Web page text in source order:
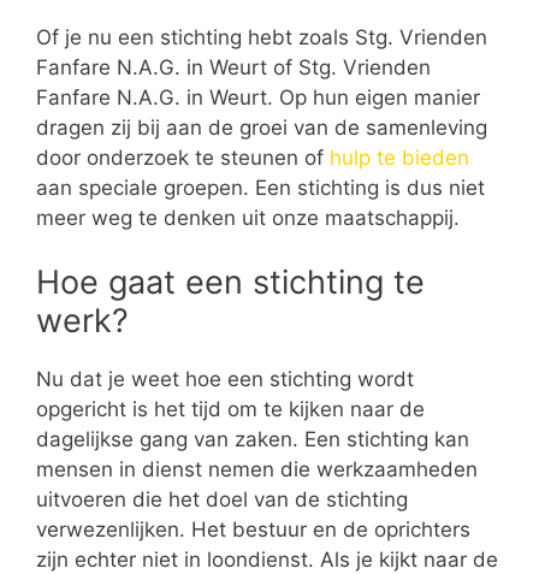
Of je nu een stichting hebt zoals Stg. Vrienden
Fanfare N.A.G. in Weurt of Stg. Vrienden
Fanfare N.A.G. in Weurt. Op hun eigen manier
dragen zij bij aan de groei van de samenleving
door onderzoek te steunen of hulp te bieden
aan speciale groepen. Een stichting is dus niet
meer weg te denken uit onze maatschappij.
Hoe gaat een stichting te
werk?
Nu dat je weet hoe een stichting wordt
opgericht is het tijd om te kijken naar de
dagelijkse gang van zaken. Een stichting kan
mensen in dienst nemen die werkzaamheden
uitvoeren die het doel van de stichting
verwezenlijken. Het bestuur en de oprichters
zijn echter niet in loondienst. Als je kijkt naar de